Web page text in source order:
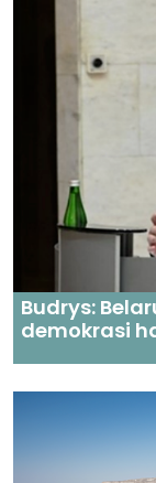
Budrys:
demokrasi